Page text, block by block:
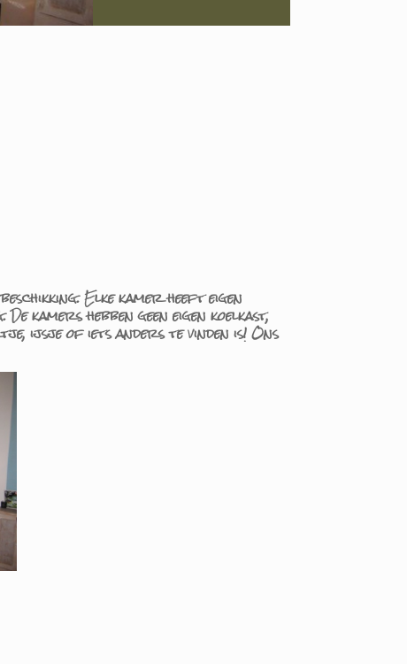
Elke kamer heeft eigen
kamers hebben geen eigen koelkast,
ijsje of iets anders te vinden is! Ons